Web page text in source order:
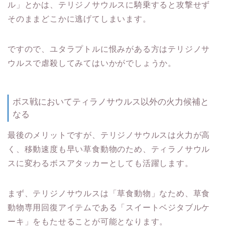
ル」とかは、テリジノサウルスに騎乗すると攻撃せず
そのままどこかに逃げてしまいます。
ですので、ユタラプトルに恨みがある方はテリジノサ
ウルスで虐殺してみてはいかがでしょうか。
ボス戦においてティラノサウルス以外の火力候補と
なる
最後のメリットですが、テリジノサウルスは火力が高
く、移動速度も早い草食動物のため、ティラノサウル
スに変わるボスアタッカーとしても活躍します。
まず、テリジノサウルスは「草食動物」なため、草食
動物専用回復アイテムである「スイートベジタブルケ
ーキ」をもたせることが可能となります。